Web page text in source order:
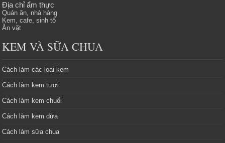
Địa chỉ ẩm thực
Quán ăn, nhà hàng
Kem, cafe, sinh tố
Ăn vặt
KEM VÀ SỮA CHUA
Cách làm các loại kem
Cách làm kem tươi
Cách làm kem chuối
Cách làm kem dừa
Cách làm sữa chua